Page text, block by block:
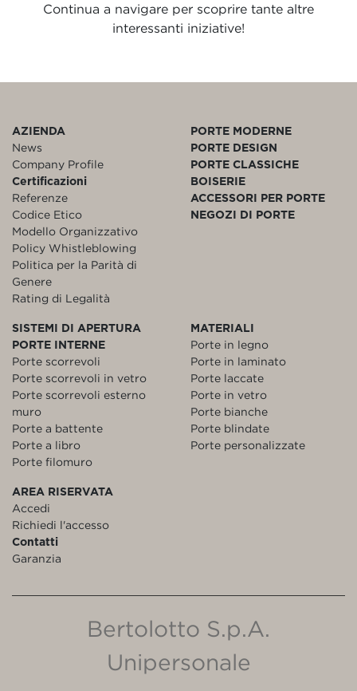
Continua a navigare per scoprire tante altre
interessanti iniziative!
AZIENDA
News
Company Profile
Certificazioni
Referenze
Codice Etico
Modello Organizzativo
Policy Whistleblowing
Politica per la Parità di
Genere
Rating di Legalità
PORTE MODERNE
PORTE DESIGN
PORTE CLASSICHE
BOISERIE
ACCESSORI PER PORTE
NEGOZI DI PORTE
SISTEMI DI APERTURA
PORTE INTERNE
Porte scorrevoli
Porte scorrevoli in vetro
Porte scorrevoli esterno
muro
Porte a battente
Porte a libro
Porte filomuro
MATERIALI
Porte in legno
Porte in laminato
Porte laccate
Porte in vetro
Porte bianche
Porte blindate
Porte personalizzate
AREA RISERVATA
Accedi
Richiedi l'accesso
Contatti
Garanzia
Bertolotto S.p.A.
Unipersonale